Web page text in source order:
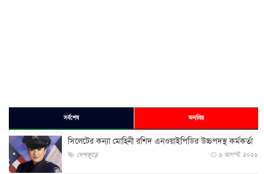
সর্বশেষ জনপ্রিয়
সিলেটের কন্যা মোহিনী রশিদ এনওয়াইপিডির উচ্চপদস্থ কর্মকর্তা
দেশজুড়ে ৬ আগস্ট, ২০২৬